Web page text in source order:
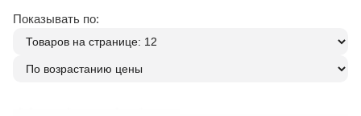
Показывать по: